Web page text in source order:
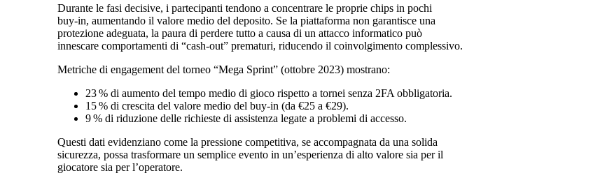
Durante le fasi decisive, i partecipanti tendono a concentrare le proprie chips in pochi
buy‑in, aumentando il valore medio del deposito. Se la piattaforma non garantisce una
protezione adeguata, la paura di perdere tutto a causa di un attacco informatico può
innescare comportamenti di “cash‑out” prematuri, riducendo il coinvolgimento complessivo.
Metriche di engagement del torneo “Mega Sprint” (ottobre 2023) mostrano:
23 % di aumento del tempo medio di gioco rispetto a tornei senza 2FA obbligatoria.
15 % di crescita del valore medio del buy‑in (da €25 a €29).
9 % di riduzione delle richieste di assistenza legate a problemi di accesso.
Questi dati evidenziano come la pressione competitiva, se accompagnata da una solida
sicurezza, possa trasformare un semplice evento in un’esperienza di alto valore sia per il
giocatore sia per l’operatore.